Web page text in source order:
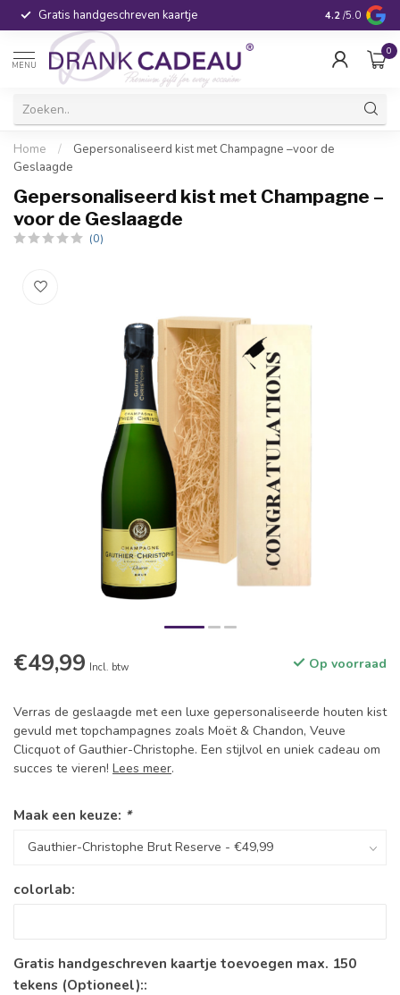
Gratis handgeschreven kaartje Voor 16:00
4.2 /5.0
MENU
0
Home /
Gepersonaliseerd kist met Champagne –voor de
Geslaagde
Gepersonaliseerd kist met Champagne –
voor de Geslaagde
(0)
€49,99 Incl. btw Op voorraad
Verras de geslaagde met een luxe gepersonaliseerde houten kist
gevuld met topchampagnes zoals Moët & Chandon, Veuve
Clicquot of Gauthier-Christophe. Een stijlvol en uniek cadeau om
succes te vieren! Lees meer.
Maak een keuze: *
colorlab:
Gratis handgeschreven kaartje toevoegen max. 150
tekens (Optioneel)::